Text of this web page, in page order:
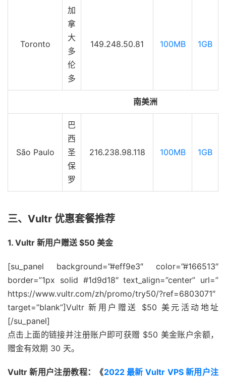
Toronto
加
拿
大
多
伦
多
149.248.50.81 100MB 1GB
南美洲
São Paulo
巴
西
圣
保
罗
216.238.98.118 100MB 1GB
三、Vultr 优惠套餐推荐
1. Vultr 新用户赠送 $50 美金
[su_panel background=”#eff9e3″ color=”#166513″
border=”1px solid #1d9d18″ text_align=”center” url=”
https://www.vultr.com/zh/promo/try50/?ref=6803071″
target=”blank”]Vultr 新用户赠送 $50 美元活动地址
[/su_panel]
点击上面的链接并注册账户即可获赠 $50 美金账户余额，
赠金有效期 30 天。
Vultr 新用户注册教程：《2022 最新 Vultr VPS 新用户注